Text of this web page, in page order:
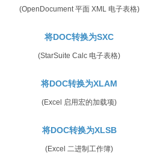
(OpenDocument 平面 XML 电子表格)
将DOC转换为SXC
(StarSuite Calc 电子表格)
将DOC转换为XLAM
(Excel 启用宏的加载项)
将DOC转换为XLSB
(Excel 二进制工作簿)